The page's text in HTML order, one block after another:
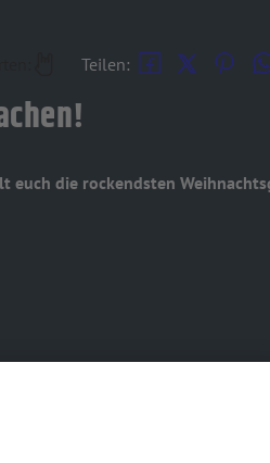
Teilen:
euch die rockendsten